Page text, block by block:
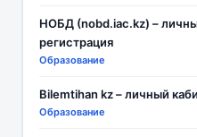
НОБД (nobd.iac.kz) –
регистрация
Образование
Bilemtihan kz – личный
Образование